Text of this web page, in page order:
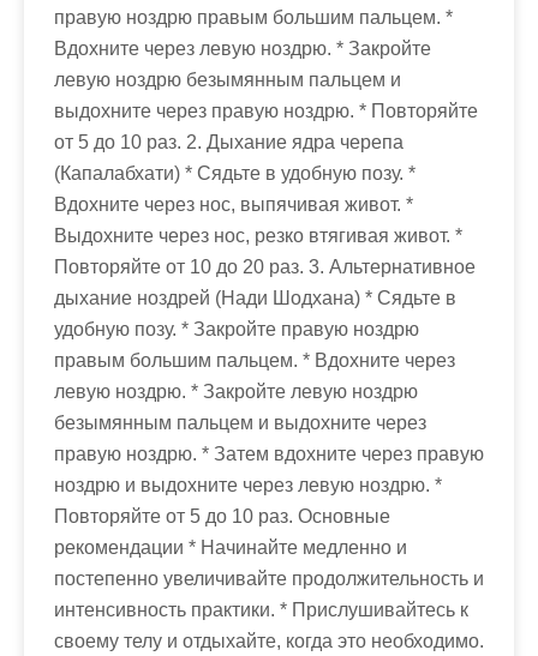
правую ноздрю правым большим пальцем. *
Вдохните через левую ноздрю. * Закройте
левую ноздрю безымянным пальцем и
выдохните через правую ноздрю. * Повторяйте
от 5 до 10 раз. 2. Дыхание ядра черепа
(Капалабхати) * Сядьте в удобную позу. *
Вдохните через нос, выпячивая живот. *
Выдохните через нос, резко втягивая живот. *
Повторяйте от 10 до 20 раз. 3. Альтернативное
дыхание ноздрей (Нади Шодхана) * Сядьте в
удобную позу. * Закройте правую ноздрю
правым большим пальцем. * Вдохните через
левую ноздрю. * Закройте левую ноздрю
безымянным пальцем и выдохните через
правую ноздрю. * Затем вдохните через правую
ноздрю и выдохните через левую ноздрю. *
Повторяйте от 5 до 10 раз. Основные
рекомендации * Начинайте медленно и
постепенно увеличивайте продолжительность и
интенсивность практики. * Прислушивайтесь к
своему телу и отдыхайте, когда это необходимо.